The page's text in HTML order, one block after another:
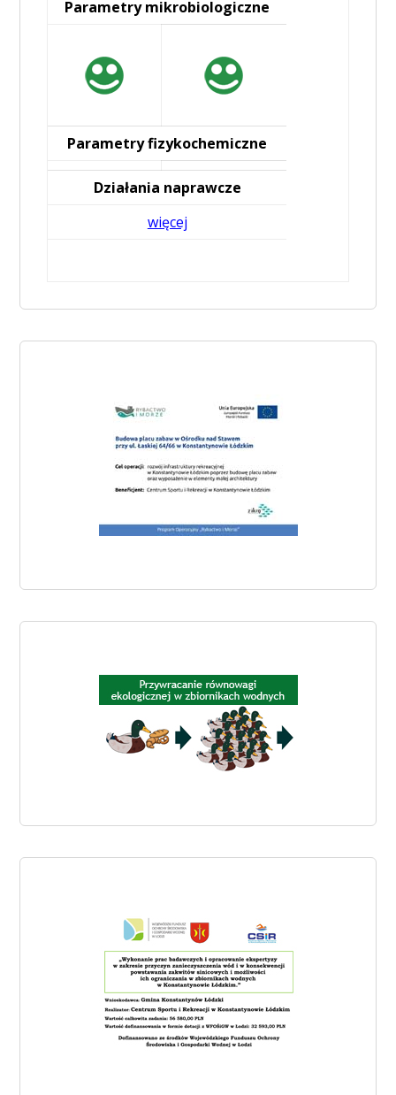
Parametry mikrobiologiczne
Parametry fizykochemiczne
Działania naprawcze
więcej